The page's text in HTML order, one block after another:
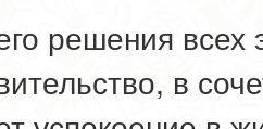
решения всех
в